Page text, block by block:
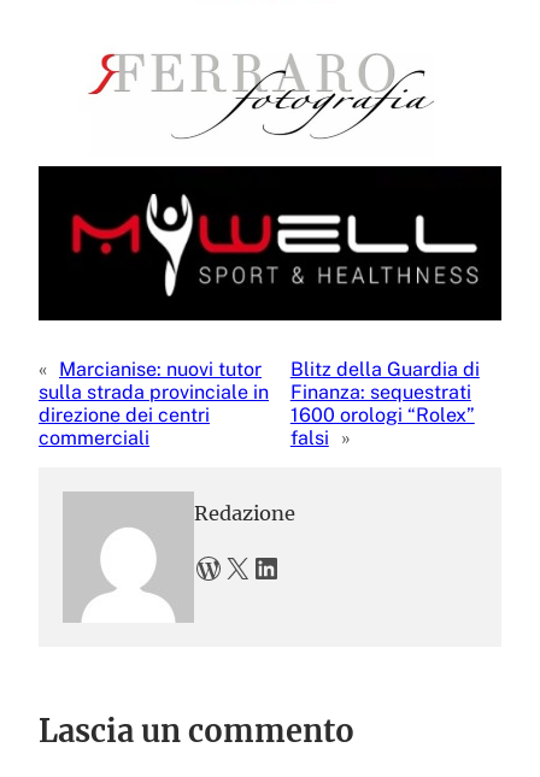
« Marcianise: nuovi tutor
sulla strada provinciale in
direzione dei centri
commerciali
Blitz della Guardia di
Finanza: sequestrati
1600 orologi “Rolex”
falsi
»
Redazione
WordPress X LinkedIn
Lascia un commento